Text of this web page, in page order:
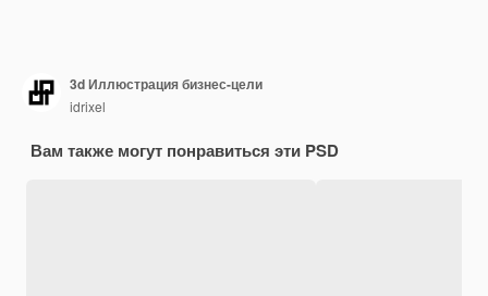
3d Иллюстрация бизнес-цели
idrixel
Вам также могут понравиться эти PSD